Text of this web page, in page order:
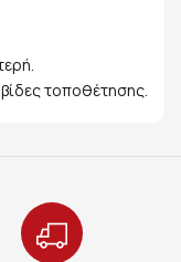
τοποθέτησης.